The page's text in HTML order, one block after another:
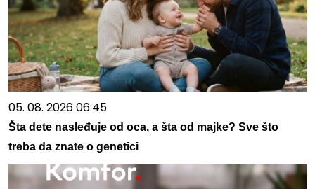
05. 08. 2026 06:45
Šta dete nasleđuje od oca, a šta od majke? Sve što
treba da znate o genetici